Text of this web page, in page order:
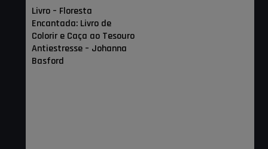
Livro – Floresta
Encantada: Livro de
Colorir e Caça ao Tesouro
Antiestresse – Johanna
Basford